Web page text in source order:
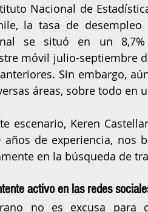
Nacional de
la tasa de desempleo
se situó en un
móvil julio-septiembre
Sin embargo,
áreas, sobre todo en
escenario, Keren
años de experiencia, nos
en la búsqueda de
activo en las redes
no es excusa para